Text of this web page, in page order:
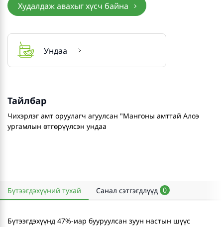
Худалдаж авахыг хүсч байна
Ундаа
Тайлбар
Чихэрлэг амт оруулагч агуулсан "Мангоны амттай Алоэ
ургамлын өтгөрүүлсэн ундаа
Бүтээгдэхүүний тухай Санал сэтгэгдлүүд 0
Бүтээгдэхүүнд 47%-иар бууруулсан зуун настын шүүс